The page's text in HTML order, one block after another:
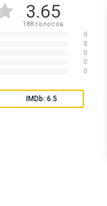
3.65
188голосов
0
0
0
0
0
IMDb: 6.5